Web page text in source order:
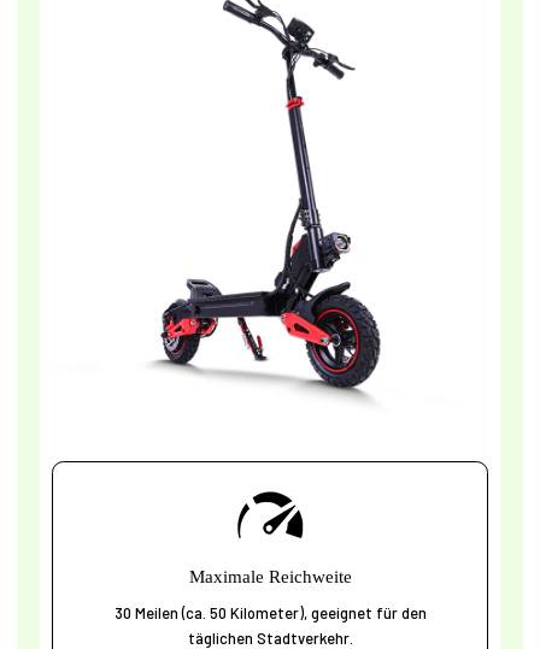
Maximale Reichweite
30 Meilen (ca. 50 Kilometer), geeignet für den
täglichen Stadtverkehr.